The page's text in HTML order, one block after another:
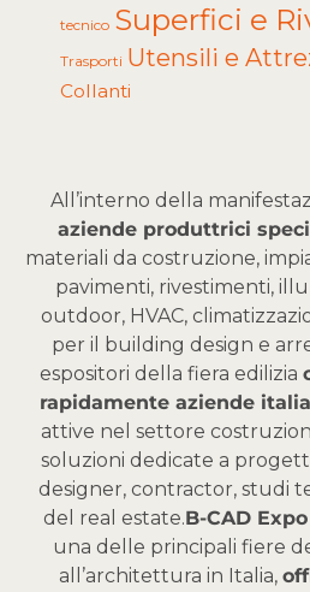
tecnico Superfici e
Trasporti Utensili e
Collanti
All’interno della
aziende produttrici
materiali da costruzione,
pavimenti, rivestimenti,
outdoor, HVAC,
per il building design e
espositori della fiera edilizia
rapidamente aziende
attive nel settore
soluzioni dedicate a
designer, contractor, studi
del real estate.B-CAD
una delle principali fiere
all’architettura in Italia,